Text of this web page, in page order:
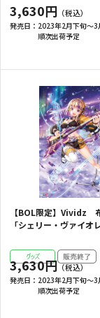
3,630円
発売日： 2023年2月下旬～
順次出荷予定
【BOL限定】Vividz
「シェリー・ヴァイオ
3,630円
発売日： 2023年2月下旬～
順次出荷予定